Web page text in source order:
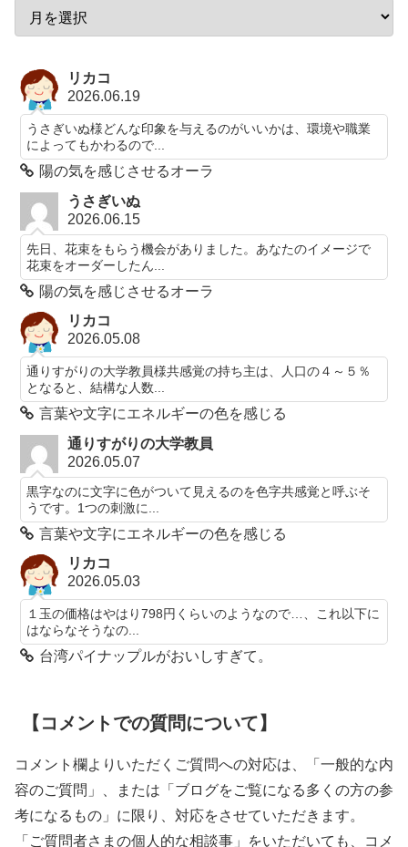
リカコ
2026.06.19
うさぎいぬ様どんな印象を与えるのがいいかは、環境や職業
によってもかわるので...
陽の気を感じさせるオーラ
うさぎいぬ
2026.06.15
先日、花束をもらう機会がありました。あなたのイメージで
花束をオーダーしたん...
陽の気を感じさせるオーラ
リカコ
2026.05.08
通りすがりの大学教員様共感覚の持ち主は、人口の４～５％
となると、結構な人数...
言葉や文字にエネルギーの色を感じる
通りすがりの大学教員
2026.05.07
黒字なのに文字に色がついて見えるのを色字共感覚と呼ぶそ
うです。1つの刺激に...
言葉や文字にエネルギーの色を感じる
リカコ
2026.05.03
１玉の価格はやはり798円くらいのようなので…、これ以下に
はならなそうなの...
台湾パイナップルがおいしすぎて。
【コメントでの質問について】
コメント欄よりいただくご質問への対応は、「一般的な内
容のご質問」、または「ブログをご覧になる多くの方の参
考になるもの」に限り、対応をさせていただきます。
「ご質問者さまの個人的な相談事」をいただいても、コメ